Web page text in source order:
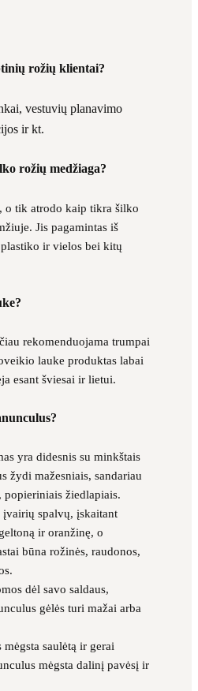
rožių klientai?
vestuvių planavimo
ir kt.
rožių medžiaga?
o tik atrodo kaip tikra šilko
Jis pagamintas iš
ir vielos bei kitų
rekomenduojama trumpai
lauke produktas labai
esant šviesai ir lietui.
yra didesnis su minkštais
žydi mažesniais, sandariau
popieriniais žiedlapiais.
įvairių spalvų, įskaitant
ir oranžinę, o
būna rožinės, raudonos,
dėl savo saldaus,
gėlės turi mažai arba
saulėtą ir gerai
mėgsta dalinį pavėsį ir